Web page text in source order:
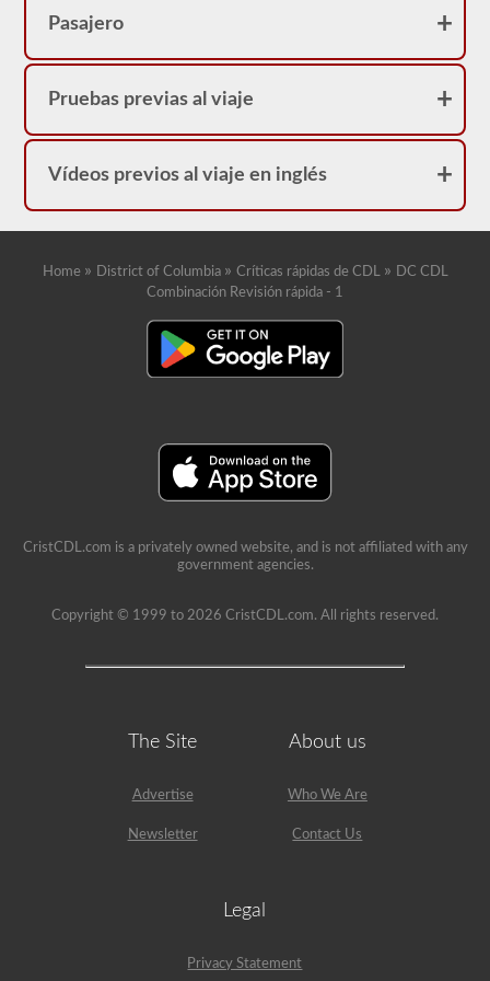
Pasajero
Pruebas previas al viaje
Vídeos previos al viaje en inglés
Home » District of Columbia » Críticas rápidas de CDL » DC CDL
Combinación Revisión rápida - 1
CristCDL.com is a privately owned website, and is not affiliated with any
government agencies.
Copyright © 1999 to 2026 CristCDL.com. All rights reserved.
The Site
Advertise
Newsletter
About us
Who We Are
Contact Us
Legal
Privacy Statement